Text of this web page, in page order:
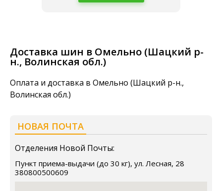
Доставка шин в Омельно (Шацкий р-
н., Волинская обл.)
Оплата и доставка в Омельно (Шацкий р-н.,
Волинская обл.)
НОВАЯ ПОЧТА
Отделения Новой Почты:
Пункт приема-выдачи (до 30 кг), ул. Лесная, 28
380800500609